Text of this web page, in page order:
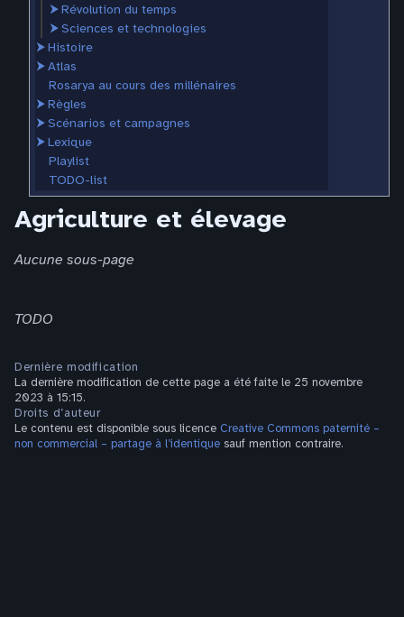
⮞Révolution du temps
⮞Sciences et technologies
⮞Histoire
⮞Atlas
Rosarya au cours des millénaires
⮞Règles
⮞Scénarios et campagnes
⮞Lexique
Playlist
TODO-list
Agriculture et élevage
Aucune sous-page
TODO
Dernière modification
La dernière modification de cette page a été faite le 25 novembre
2023 à 15:15.
Droits d’auteur
Le contenu est disponible sous licence Creative Commons paternité –
non commercial – partage à l’identique sauf mention contraire.